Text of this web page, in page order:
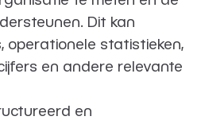
Dit kan
operationele statistieken,
en andere relevante
en